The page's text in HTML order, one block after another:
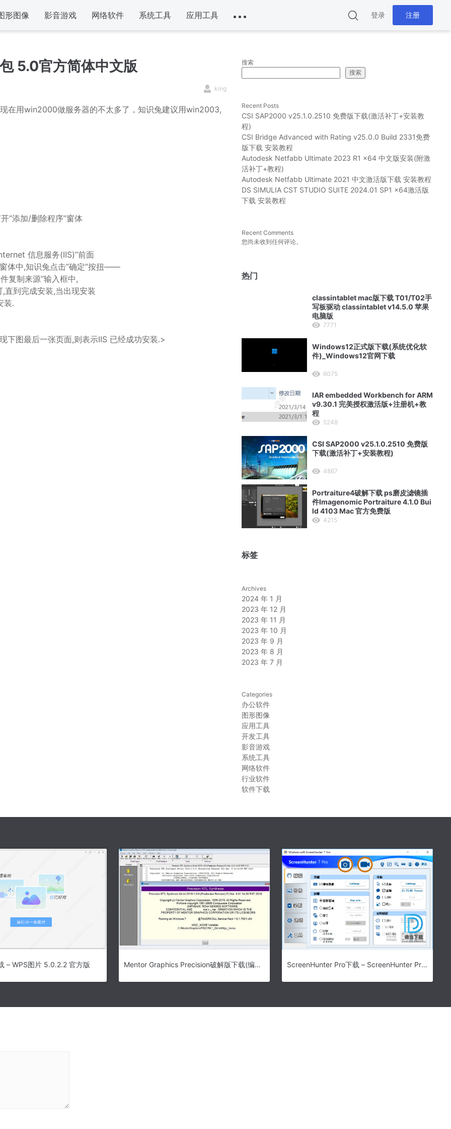
形图像 影音游戏 网络软件 系统工具 应用工具 登录 注册
5.0官方简体中文版
king
在用win2000做服务器的不太多了，知识兔建议用win2003,
”添加/删除程序”窗体
信息服务(IIS)”前面
体中,知识兔点击”确定”按扭——
复制来源”输入框中,
直到完成安装,当出现安装
装.
图最后一张页面,则表示IIS 已经成功安装.>
搜索
搜索
Recent Posts
CSI SAP2000 v25.1.0.2510 免费版下载(激活补丁+安装教
程)
CSI Bridge Advanced with Rating v25.0.0 Build 2331免费
版下载 安装教程
Autodesk Netfabb Ultimate 2023 R1 x64 中文版安装(附激
活补丁+教程)
Autodesk Netfabb Ultimate 2021 中文激活版下载 安装教程
DS SIMULIA CST STUDIO SUITE 2024.01 SP1 x64激活版
下载 安装教程
Recent Comments
您尚未收到任何评论。
热门
classintablet mac版下载 T01/T02手
写板驱动 classintablet v14.5.0 苹果
电脑版
7771
Windows12正式版下载(系统优化软
件)_Windows12官网下载
6075
IAR embedded Workbench for ARM
v9.30.1 完美授权激活版+注册机+教
程
5248
CSI SAP2000 v25.1.0.2510 免费版
下载(激活补丁+安装教程)
4867
Portraiture4破解下载 ps磨皮滤镜插
件Imagenomic Portraiture 4.1.0 Bui
ld 4103 Mac 官方免费版
4215
标签
Archives
2024 年 1 月
2023 年 12 月
2023 年 11 月
2023 年 10 月
2023 年 9 月
2023 年 8 月
2023 年 7 月
Categories
办公软件
图形图像
应用工具
开发工具
影音游戏
系统工具
网络软件
行业软件
软件下载
– WPS图片 5.0.2.2 官方版 Mentor Graphics Precision破解版下载(编程仿零点平台)_Mentor Graphics Precision特别授权版下载 ScreenHunter Pro下载 – ScreenHunter Pro 屏幕抓取工具 7.0.1083 中文绿色便携版